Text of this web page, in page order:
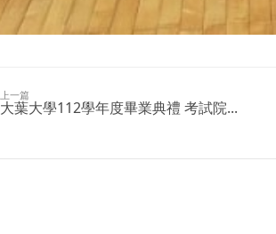
上一篇
大葉大學112學年度畢業典禮 考試院...